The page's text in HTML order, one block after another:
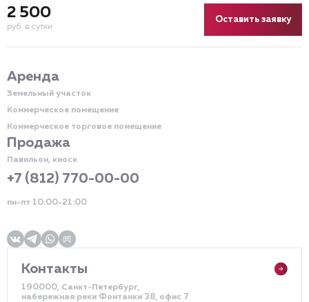
2 500
руб. в сутки
Оставить заявку
Аренда
Земельный участок
Коммерческое помещение
Коммерческое торговое помещение
Продажа
Павильон, киоск
+7 (812) 770-00-00
пн-пт 10:00-21:00
Контакты
190000, Санкт-Петербург,
набережная реки Фонтанки 38, офис 7